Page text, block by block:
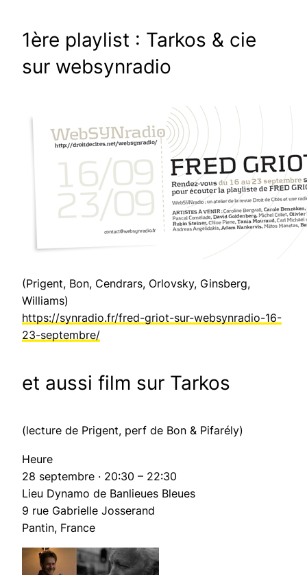
1ère playlist : Tarkos & cie
sur websynradio
(Prigent, Bon, Cendrars, Orlovsky, Ginsberg,
Williams)
https://synradio.fr/fred-griot-sur-websynradio-16-
23-septembre/
et aussi film sur Tarkos
(lecture de Prigent, perf de Bon & Pifarély)
Heure
28 septembre · 20:30 – 22:30
Lieu Dynamo de Banlieues Bleues
9 rue Gabrielle Josserand
Pantin, France